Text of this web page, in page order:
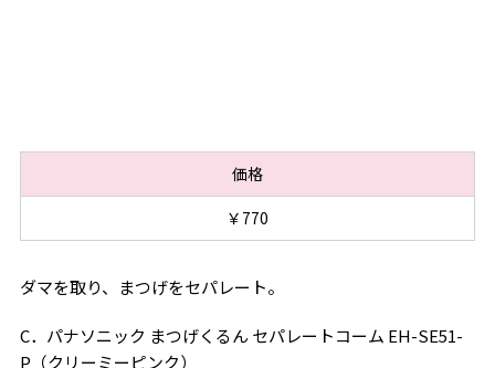
価格
￥770
ダマを取り、まつげをセパレート。
C．パナソニック まつげくるん セパレートコーム EH-SE51-
P（クリーミーピンク）